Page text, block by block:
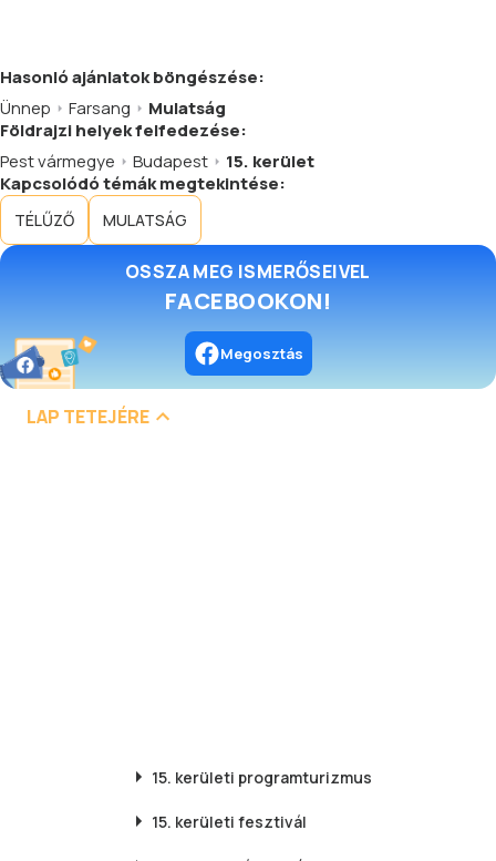
Hasonlóajánlatokböngészése:
Ünnep
Farsang
Mulatság
Földrajzi helyek felfedezése:
Pest vármegye
Budapest
15. kerület
Kapcsolódó témák megtekintése:
TÉLŰZŐ MULATSÁG
OSSZA MEG ISMERŐSEIVEL
FACEBOOKON!
Megosztás
LAP TETEJÉRE
15. kerületi programturizmus
15. kerületi fesztivál